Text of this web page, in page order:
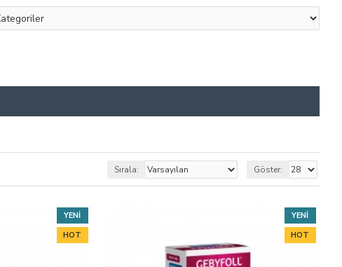
Sırala: Göster:
YENI
HOT
YENI
HOT